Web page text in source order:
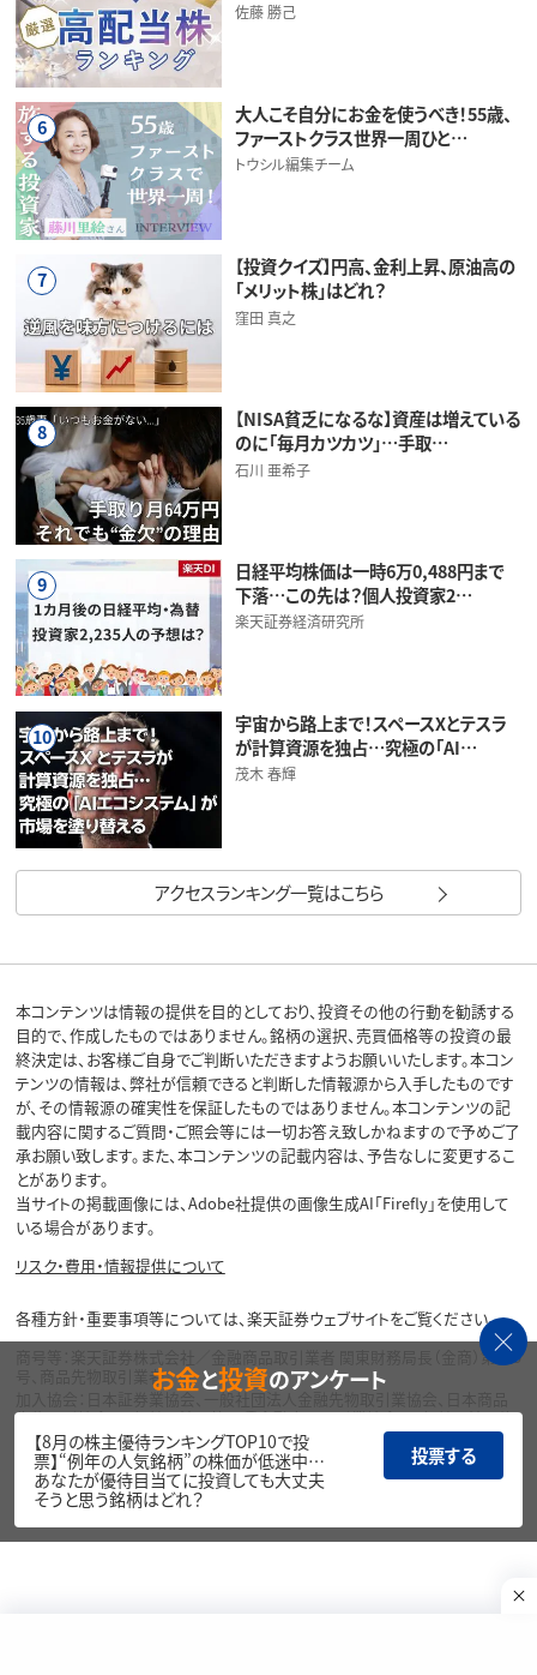
佐藤 勝己
6
大人こそ自分にお金を使うべき！55歳、
ファーストクラス世界一周ひと…
トウシル編集チーム
7
【投資クイズ】円高、金利上昇、原油高の
「メリット株」はどれ？
窪田 真之
8
【NISA貧乏になるな】資産は増えている
のに「毎月カツカツ」…手取…
石川 亜希子
9
日経平均株価は一時6万0,488円まで
下落…この先は？個人投資家2…
楽天証券経済研究所
10
宇宙から路上まで！スペースXとテスラ
が計算資源を独占…究極の「AI…
茂木 春輝
アクセスランキング一覧はこちら
本コンテンツは情報の提供を目的としており、投資その他の行動を勧誘する
目的で、作成したものではありません。銘柄の選択、売買価格等の投資の最
終決定は、お客様ご自身でご判断いただきますようお願いいたします。本コン
テンツの情報は、弊社が信頼できると判断した情報源から入手したものです
が、その情報源の確実性を保証したものではありません。本コンテンツの記
載内容に関するご質問・ご照会等には一切お答え致しかねますので予めご了
承お願い致します。また、本コンテンツの記載内容は、予告なしに変更するこ
とがあります。
当サイトの掲載画像には、Adobe社提供の画像生成AI「Firefly」を使用して
いる場合があります。
リスク・費用・情報提供について
各種方針・重要事項等については、楽天証券ウェブサイトをご覧ください。
商号等：楽天証券株式会社／金融商品取引業者 関東財務局長（金商）第195
号、商品先物取引業者
加入協会：日本証券業協会、一般社団法人金融先物取引業協会、日本商品
先物取引協会、一般社団法人第二種金融商品取引業協会、一般社団法人資
産運用業協会
Copyright©
1999-2026 Rakuten Securities, Inc. All
お金と投資のアンケート
【8月の株主優待ランキングTOP10で投
票】“例年の人気銘柄”の株価が低迷中…
あなたが優待目当てに投資しても大丈夫
そうと思う銘柄はどれ？
投票する